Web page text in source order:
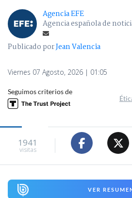
Agencia EFE
Agencia española de
Publicado porJean Valencia
Viernes 07 Agosto, 2026 | 01:05
Seguimos criterios de
1941
visitas
VER